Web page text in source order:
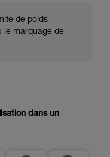
de poids
le marquage de
dans un